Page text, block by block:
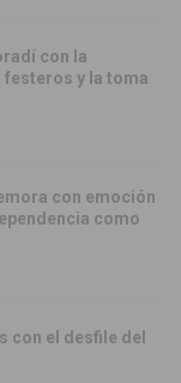
con la
y la toma
con emoción
como
con el desfile del